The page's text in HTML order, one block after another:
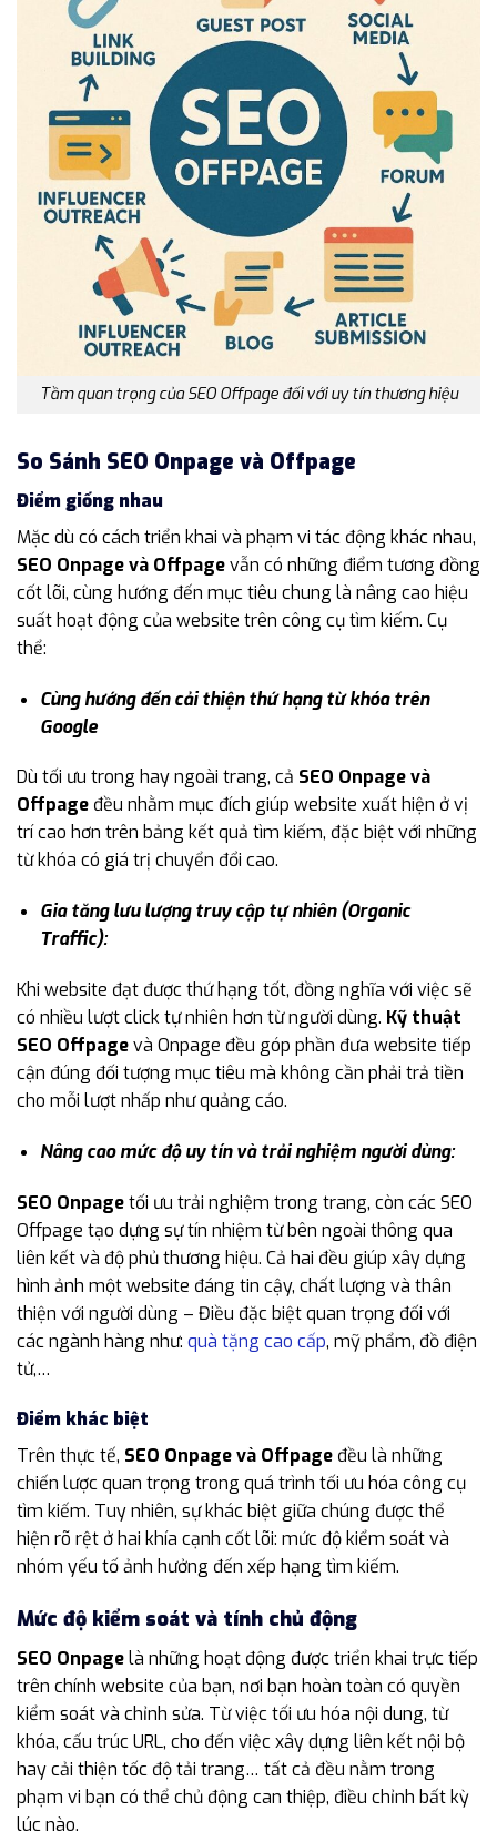
Tầm quan trọng của SEO Offpage đối với uy tín thương hiệu
So Sánh SEO Onpage và Offpage
Điểm giống nhau
Mặc dù có cách triển khai và phạm vi tác động khác nhau,
SEO Onpage và Offpagevẫn có những điểm tương đồng
cốt lõi, cùng hướng đến mục tiêu chung là nâng cao hiệu
suất hoạt động của website trên công cụ tìm kiếm. Cụ
thể:
Cùng hướng đến cải thiện thứ hạng từ khóa trên
Google
Dù tối ưu trong hay ngoài trang, cả SEO Onpage và
Offpage đều nhằm mục đích giúp website xuất hiện ở vị
trí cao hơn trên bảng kết quả tìm kiếm, đặc biệt với những
từ khóa có giá trị chuyển đổi cao.
Gia tăng lưu lượng truy cập tự nhiên (Organic
Traffic):
Khi website đạt được thứ hạng tốt, đồng nghĩa với việc sẽ
có nhiều lượt click tự nhiên hơn từ người dùng. Kỹ thuật
SEO Offpagevà Onpage đều góp phần đưa website tiếp
cận đúng đối tượng mục tiêu mà không cần phải trả tiền
cho mỗi lượt nhấp như quảng cáo.
Nâng cao mức độ uy tín và trải nghiệm người dùng:
SEO Onpagetối ưu trải nghiệm trong trang, còn các SEO
Offpage tạo dựng sự tín nhiệm từ bên ngoài thông qua
liên kết và độ phủ thương hiệu. Cả hai đều giúp xây dựng
hình ảnh một website đáng tin cậy, chất lượng và thân
thiện với người dùng – Điều đặc biệt quan trọng đối với
các ngành hàng như: quà tặng cao cấp, mỹ phẩm, đồ điện
tử,…
Điểm khác biệt
Trên thực tế, SEO Onpage và Offpage đều là những
chiến lược quan trọng trong quá trình tối ưu hóa công cụ
tìm kiếm. Tuy nhiên, sự khác biệt giữa chúng được thể
hiện rõ rệt ở hai khía cạnh cốt lõi: mức độ kiểm soát và
nhóm yếu tố ảnh hưởng đến xếp hạng tìm kiếm.
Mức độ kiểm soát và tính chủ động
SEO Onpagelà những hoạt động được triển khai trực tiếp
trên chính website của bạn, nơi bạn hoàn toàn có quyền
kiểm soát và chỉnh sửa. Từ việc tối ưu hóa nội dung, từ
khóa, cấu trúc URL, cho đến việc xây dựng liên kết nội bộ
hay cải thiện tốc độ tải trang… tất cả đều nằm trong
phạm vi bạn có thể chủ động can thiệp, điều chỉnh bất kỳ
lúc nào.